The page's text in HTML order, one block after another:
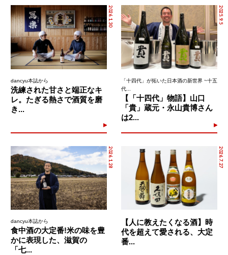
2026.1.30
dancyu本誌から
洗練された甘さと端正なキ
レ。たぎる熱さで酒質を磨
き...
2025.9.5
「十四代」が拓いた日本酒の新世界 ~十五
代...
【「十四代」物語】山口
「貴」蔵元・永山貴博さん
は2...
2026.1.28
dancyu本誌から
食中酒の大定番!米の味を豊
かに表現した、滋賀の
「七...
2026.7.27
【人に教えたくなる酒】時
代を超えて愛される、大定
番...